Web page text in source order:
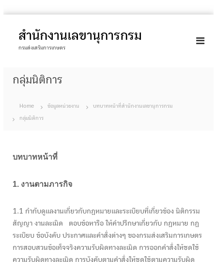
สำนักงานเลขานุการกรม
กรมส่งเสริมการเกษตร
กลุ่มนิติการ
Home ข้อมูลหน่วยงาน บทบาทหน้าที่สำนักงานเลขานุการกรม
กลุ่มนิติการ
บทบาทหน้าที่
1. งานตามภารกิจ
1.1 กำกับดูแลงานเกี่ยวกับกฎหมายและระเบียบที่เกี่ยวข้อง นิติกรรม
สัญญา งานละเมิด ตอบข้อหารือ ให้คำปรึกษาเกี่ยวกับ กฎหมาย กฎ
ระเบียบ ข้อบังคับ ประกาศและคำสั่งต่างๆ ของกรมส่งเสริมการเกษตร
การสอบสวนข้อเท็จจริงความรับผิดทางละเมิด การออกคำสั่งให้ชดใช้
ความรับผิดทางละเมิด การบังคับตามคำสั่งให้ชดใช้ตามความรับผิด